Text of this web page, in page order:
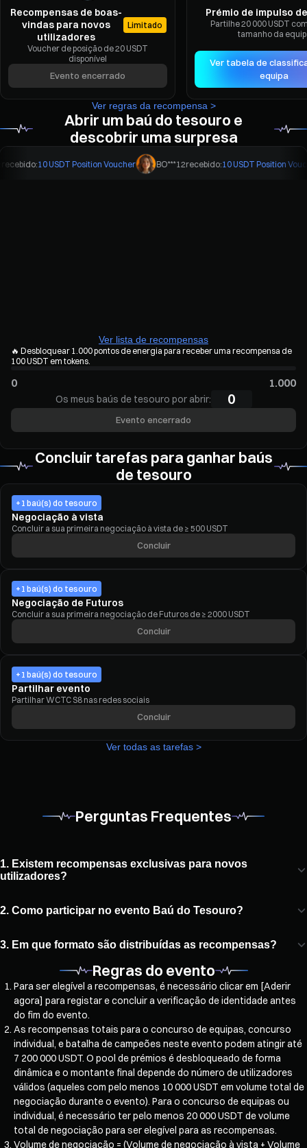
Recompensas de boas-
vindas para novos
utilizadores
Limitado
Voucher de posição de 20 USDT
disponível
Evento encerrado
Prémio de impulso
Partilhe 20 000 USDT
tamanho da
Ver tabela de
equipa
Ver regras da recompensa >
Abrir um baú do tesouro e
descobrir uma surpresa
10 USDT Position Voucher BO***12recebido:10 USDT Position Voucher
Ver lista de recompensas
🔥 Desbloquear 1.000 pontos de energia para receber uma recompensa de
100 USDT em tokens.
0 1.000
Os meus baús de tesouro por abrir: 0
Evento encerrado
Concluir tarefas para ganhar baús
de tesouro
+1 baú(s) do tesouro
Negociação à vista
Concluir a sua primeira negociação à vista de ≥ 500 USDT
Concluir
+1 baú(s) do tesouro
Negociação de Futuros
Concluir a sua primeira negociação de Futuros de ≥ 2000 USDT
Concluir
+1 baú(s) do tesouro
Partilhar evento
Partilhar WCTC S8 nas redes sociais
Concluir
Ver todas as tarefas >
Perguntas Frequentes
1. Existem recompensas exclusivas para novos
utilizadores?
2. Como participar no evento Baú do Tesouro?
3. Em que formato são distribuídas as recompensas?
Regras do evento
Para ser elegível a recompensas, é necessário clicar em [Aderir
agora] para registar e concluir a verificação de identidade antes
do fim do evento.
As recompensas totais para o concurso de equipas, concurso
individual, e batalha de campeões neste evento podem atingir até
7 200 000 USDT. O pool de prémios é desbloqueado de forma
dinâmica e o montante final depende do número de utilizadores
válidos (aqueles com pelo menos 10 000 USDT em volume total de
negociação durante o evento). Para o concurso de equipas ou
individual, é necessário ter pelo menos 20 000 USDT de volume
total de negociação para ser elegível para as recompensas.
Volume de negociação = (Volume de negociação à vista + Volume